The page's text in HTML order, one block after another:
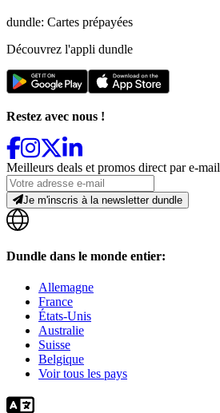
dundle: Cartes prépayées
Découvrez l'appli dundle
Restez avec nous !
Meilleurs deals et promos direct par e-mail
Je m'inscris à la newsletter dundle
Dundle dans le monde entier:
Allemagne
France
États-Unis
Australie
Suisse
Belgique
Voir tous les pays